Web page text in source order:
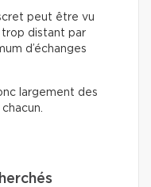
peut être vu
trop distant par
d’échanges
largement des